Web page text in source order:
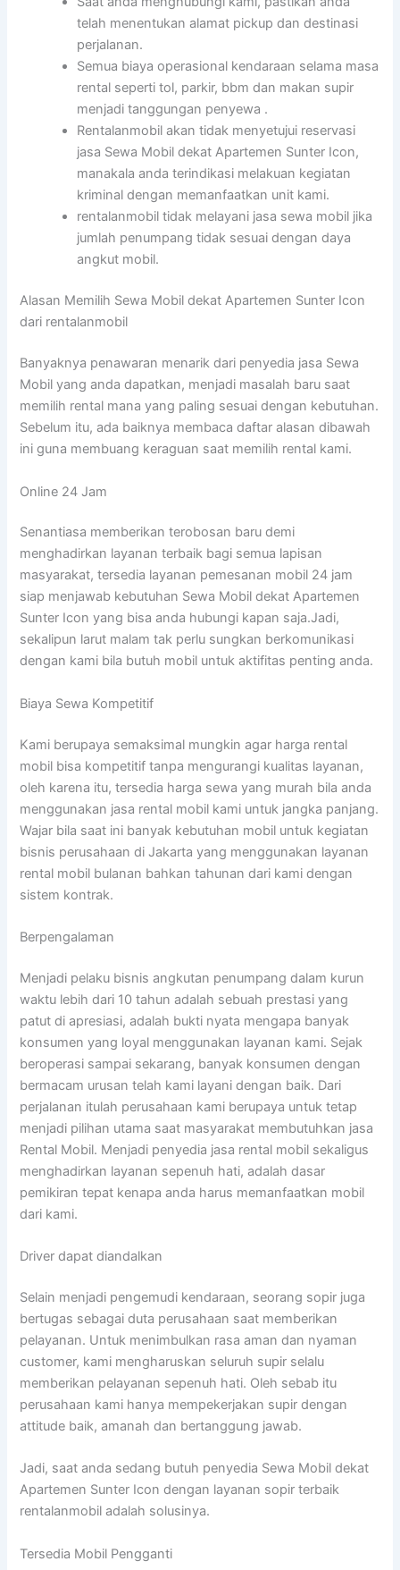
telah menentukan alamat pickup dan destinasi
perjalanan.
Semua biaya operasional kendaraan selama masa
rental seperti tol, parkir, bbm dan makan supir
menjadi tanggungan penyewa .
Rentalanmobil akan tidak menyetujui reservasi
jasa Sewa Mobil dekat Apartemen Sunter Icon,
manakala anda terindikasi melakuan kegiatan
kriminal dengan memanfaatkan unit kami.
rentalanmobil tidak melayani jasa sewa mobil jika
jumlah penumpang tidak sesuai dengan daya
angkut mobil.
Alasan Memilih Sewa Mobil dekat Apartemen Sunter Icon
dari rentalanmobil
Banyaknya penawaran menarik dari penyedia jasa Sewa
Mobil yang anda dapatkan, menjadi masalah baru saat
memilih rental mana yang paling sesuai dengan kebutuhan.
Sebelum itu, ada baiknya membaca daftar alasan dibawah
ini guna membuang keraguan saat memilih rental kami.
Online 24 Jam
Senantiasa memberikan terobosan baru demi
menghadirkan layanan terbaik bagi semua lapisan
masyarakat, tersedia layanan pemesanan mobil 24 jam
siap menjawab kebutuhan Sewa Mobil dekat Apartemen
Sunter Icon yang bisa anda hubungi kapan saja.Jadi,
sekalipun larut malam tak perlu sungkan berkomunikasi
dengan kami bila butuh mobil untuk aktifitas penting anda.
Biaya Sewa Kompetitif
Kami berupaya semaksimal mungkin agar harga rental
mobil bisa kompetitif tanpa mengurangi kualitas layanan,
oleh karena itu, tersedia harga sewa yang murah bila anda
menggunakan jasa rental mobil kami untuk jangka panjang.
Wajar bila saat ini banyak kebutuhan mobil untuk kegiatan
bisnis perusahaan di Jakarta yang menggunakan layanan
rental mobil bulanan bahkan tahunan dari kami dengan
sistem kontrak.
Berpengalaman
Menjadi pelaku bisnis angkutan penumpang dalam kurun
waktu lebih dari 10 tahun adalah sebuah prestasi yang
patut di apresiasi, adalah bukti nyata mengapa banyak
konsumen yang loyal menggunakan layanan kami. Sejak
beroperasi sampai sekarang, banyak konsumen dengan
bermacam urusan telah kami layani dengan baik. Dari
perjalanan itulah perusahaan kami berupaya untuk tetap
menjadi pilihan utama saat masyarakat membutuhkan jasa
Rental Mobil. Menjadi penyedia jasa rental mobil sekaligus
menghadirkan layanan sepenuh hati, adalah dasar
pemikiran tepat kenapa anda harus memanfaatkan mobil
dari kami.
Driver dapat diandalkan
Selain menjadi pengemudi kendaraan, seorang sopir juga
bertugas sebagai duta perusahaan saat memberikan
pelayanan. Untuk menimbulkan rasa aman dan nyaman
customer, kami mengharuskan seluruh supir selalu
memberikan pelayanan sepenuh hati. Oleh sebab itu
perusahaan kami hanya mempekerjakan supir dengan
attitude baik, amanah dan bertanggung jawab.
Jadi, saat anda sedang butuh penyedia Sewa Mobil dekat
Apartemen Sunter Icon dengan layanan sopir terbaik
rentalanmobil adalah solusinya.
Tersedia Mobil Pengganti